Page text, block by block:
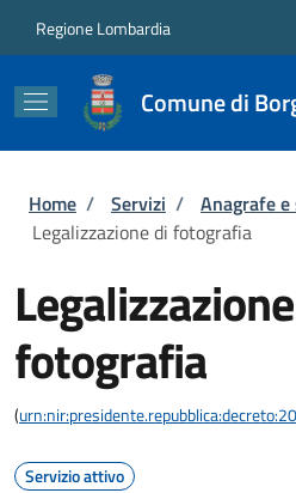
Regione Lombardia
Comune di
Briciole di pane
Home / Servizi / Anagrafe
Legalizzazione di fotografia
fotografia
(
Servizio attivo